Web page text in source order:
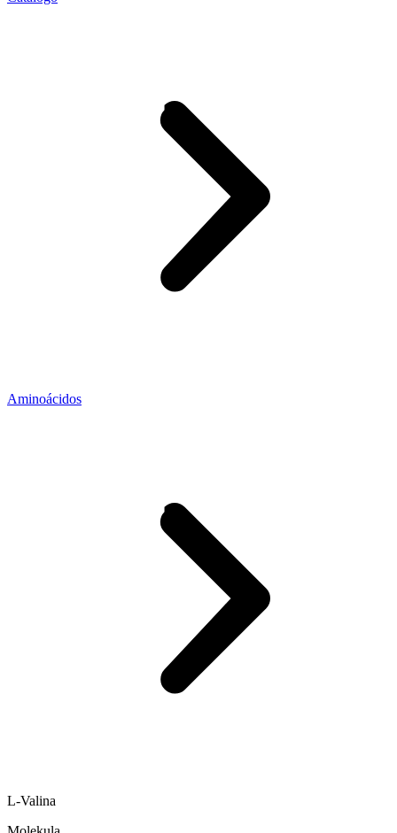
Aminoácidos
L-Valina